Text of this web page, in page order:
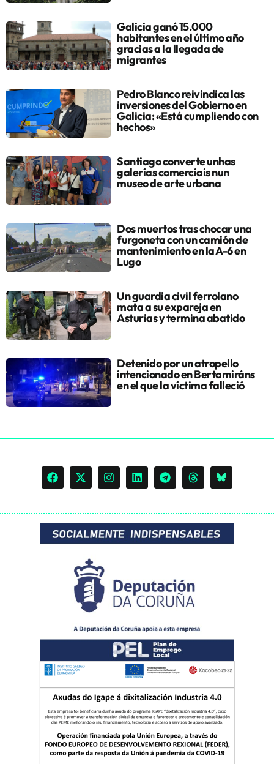
Galicia ganó 15.000
habitantes en el último año
gracias a la llegada de
migrantes
Pedro Blanco reivindica las
inversiones del Gobierno en
Galicia: «Está cumpliendo con
hechos»
Santiago converte unhas
galerías comerciais nun
museo de arte urbana
Dos muertos tras chocar una
furgoneta con un camión de
mantenimiento en la A-6 en
Lugo
Un guardia civil ferrolano
mata a su expareja en
Asturias y termina abatido
Detenido por un atropello
intencionado en Bertamiráns
en el que la víctima falleció